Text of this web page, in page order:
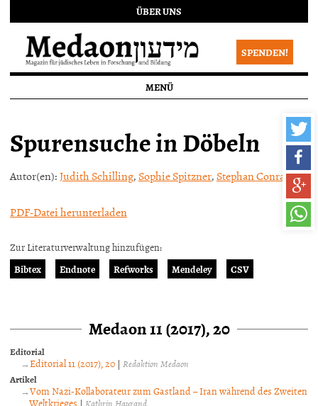
ÜBER UNS
SPENDEN!
MENÜ
Spurensuche in Döbeln
Autor(en):Judith Schilling, Sophie Spitzner, Stephan Conrad,
PDF-Datei herunterladen
Zur Literaturverwaltung hinzufügen:
Bibtex
Endnote Refworks Mendeley CSV
Medaon 11 (2017), 20
Editorial
Editorial 11 (2017), 20 |Redaktion Medaon
Artikel
Vom Nazi-Kollaborateur zum Gastland – Iran während des Zweiten
Weltkrieges | Kathrin Haurand